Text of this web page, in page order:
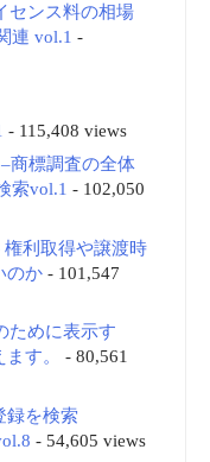
ンス料の相場
連 vol.1 -
- 115,408 views
–商標調査の全体
索vol.1 - 102,050
利取得や譲渡時
のか- 101,547
めに表示す
す。
- 80,561
録を検索
- 54,605 views